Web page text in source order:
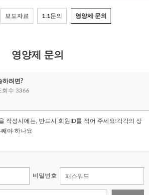
보도자료 1:1문의 영양제 문의
영양제 문의
하려면?
회수 3366
작성시에는, 반드시 회원ID를 적어 주세요!각각의 상
야 하나요
비밀번호